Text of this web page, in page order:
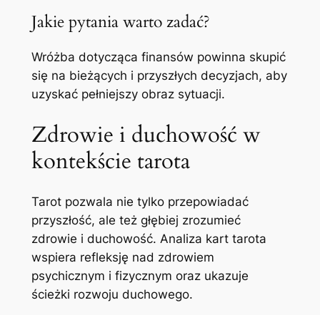
Jakie pytania warto zadać?
Wróżba dotycząca finansów powinna skupić
się na bieżących i przyszłych decyzjach, aby
uzyskać pełniejszy obraz sytuacji.
Zdrowie i duchowość w
kontekście tarota
Tarot pozwala nie tylko przepowiadać
przyszłość, ale też głębiej zrozumieć
zdrowie i duchowość. Analiza kart tarota
wspiera refleksję nad zdrowiem
psychicznym i fizycznym oraz ukazuje
ścieżki rozwoju duchowego.